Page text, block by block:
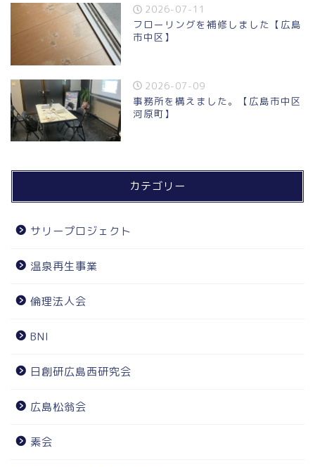
2026-07-11
フローリングを補修しました【広島
市中区】
2026-07-09
事務所を構えました。【広島市中区
河原町】
カテゴリー
サリープロジェクト
温泉再生事業
倫理法人会
BNI
日創研広島西研究会
広島松翁会
素会